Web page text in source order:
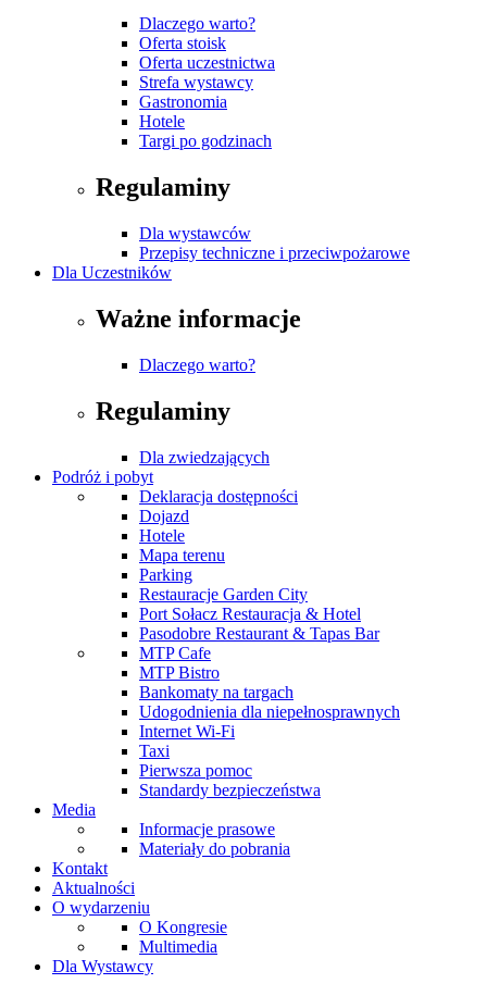
Dlaczego warto?
Oferta stoisk
Oferta uczestnictwa
Strefa wystawcy
Gastronomia
Hotele
Targi po godzinach
Regulaminy
Dla wystawców
Przepisy techniczne i przeciwpożarowe
Dla Uczestników
Ważne informacje
Dlaczego warto?
Regulaminy
Dla zwiedzających
Podróż i pobyt
Deklaracja dostępności
Dojazd
Hotele
Mapa terenu
Parking
Restauracje Garden City
Port Sołacz Restauracja & Hotel
Pasodobre Restaurant & Tapas Bar
MTP Cafe
MTP Bistro
Bankomaty na targach
Udogodnienia dla niepełnosprawnych
Internet Wi-Fi
Taxi
Pierwsza pomoc
Standardy bezpieczeństwa
Media
Informacje prasowe
Materiały do pobrania
Kontakt
Aktualności
O wydarzeniu
O Kongresie
Multimedia
Dla Wystawcy